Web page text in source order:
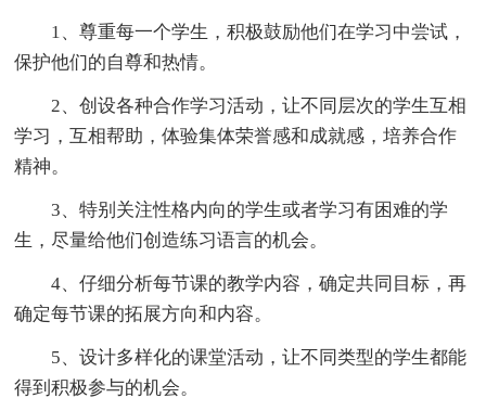
1、尊重每一个学生，积极鼓励他们在学习中尝试，
保护他们的自尊和热情。
2、创设各种合作学习活动，让不同层次的学生互相
学习，互相帮助，体验集体荣誉感和成就感，培养合作
精神。
3、特别关注性格内向的学生或者学习有困难的学
生，尽量给他们创造练习语言的机会。
4、仔细分析每节课的教学内容，确定共同目标，再
确定每节课的拓展方向和内容。
5、设计多样化的课堂活动，让不同类型的学生都能
得到积极参与的机会。